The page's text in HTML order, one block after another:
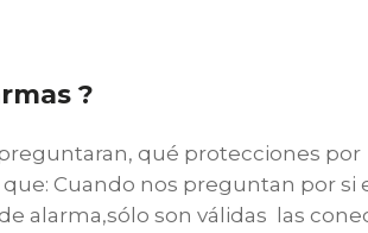
?
qué protecciones
Cuando nos preguntan por si
alarma,sólo son válidas las